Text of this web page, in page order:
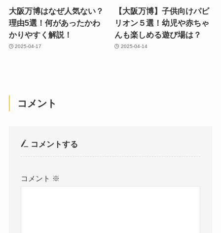
大阪万博はなぜ人気ない？
理由5選！何があったかわ
かりやすく解説！
2025-04-17
【大阪万博】子供向けパビ
リオン５選！幼児や赤ちゃ
んも楽しめる遊び場は？
2025-04-14
コメント
コメントする
コメント ※